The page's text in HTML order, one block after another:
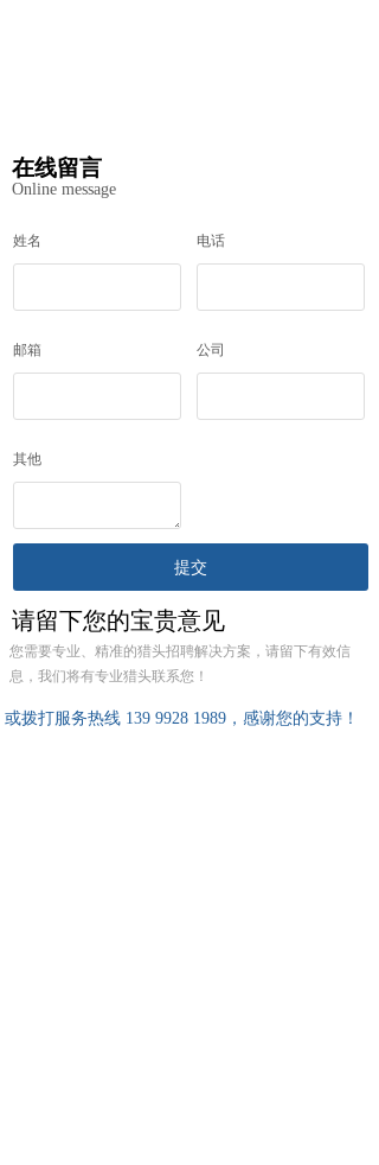
在线留言
Online message
姓名 电话
邮箱 公司
其他
提交
请留下您的宝贵意见
您需要专业、精准的猎头招聘解决方案，请留下有效信
息，我们将有专业猎头联系您！
或拨打服务热线 139 9928 1989，感谢您的支持！